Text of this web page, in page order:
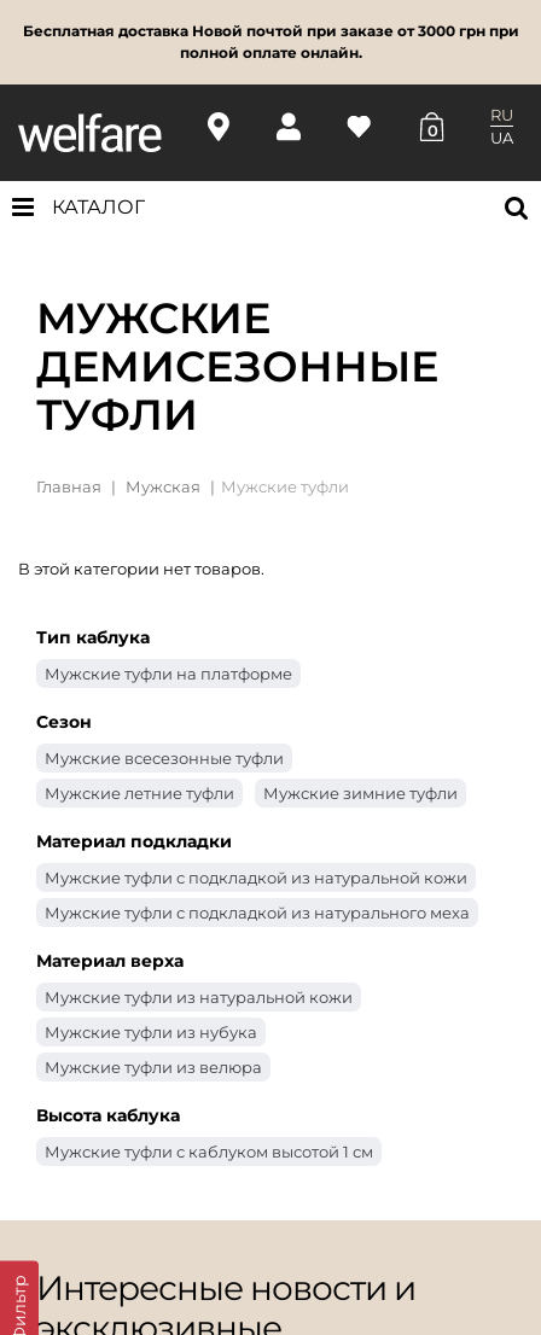
Бесплатная доставка Новой почтой при заказе от 3000 грн при
полной оплате онлайн.
0
RU
UA
КАТАЛОГ
МУЖСКИЕ
ДЕМИСЕЗОННЫЕ
ТУФЛИ
Главная Мужская Мужские туфли
Фильтр
В этой категории нет товаров.
Тип каблука
Мужские туфли на платформе
Сезон
Мужские всесезонные туфли
Мужские летние туфли
Мужские зимние туфли
Материал подкладки
Мужские туфли с подкладкой из натуральной кожи
Мужские туфли с подкладкой из натурального меха
Материал верха
Мужские туфли из натуральной кожи
Мужские туфли из нубука
Мужские туфли из велюра
Высота каблука
Мужские туфли с каблуком высотой 1 см
Интересные новости и